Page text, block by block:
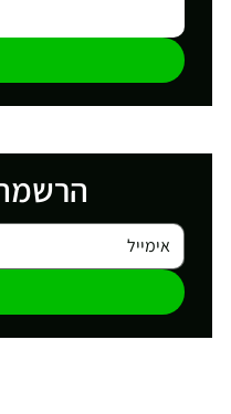
הרשמה